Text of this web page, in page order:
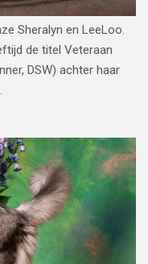
Sheralyn en LeeLoo.
de titel Veteraan
DSW) achter haar